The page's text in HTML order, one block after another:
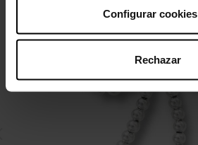
Configurar cookies
Rechazar